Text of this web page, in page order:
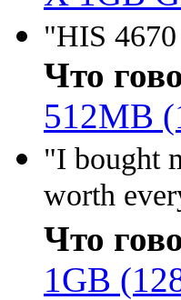
"HIS
Что
512MB
"I bought
worth
Что
1GB